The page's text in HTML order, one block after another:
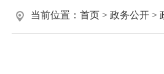
当前位置： 首页 > 政务公开 >